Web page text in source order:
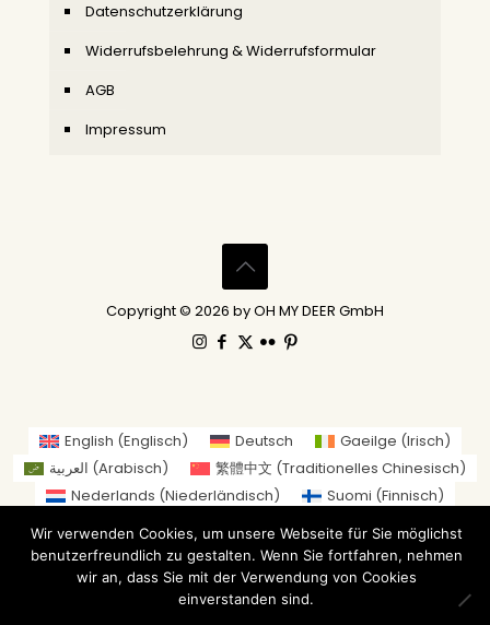
Datenschutzerklärung
Widerrufsbelehrung & Widerrufsformular
AGB
Impressum
Copyright © 2026 by OH MY DEER GmbH
English (Englisch) Deutsch Gaeilge (Irisch)
العربية (Arabisch) 繁體中文 (Traditionelles Chinesisch)
Nederlands (Niederländisch) Suomi (Finnisch)
Français( Französisch Italiano (Italienisch )
日本語(Japanisch)
Norsk bokmål( Norwegisch (Buchsprache))
Russisch) Español
Wir verwenden Cookies, um unsere Webseite für Sie möglichst
benutzerfreundlich zu gestalten. Wenn Sie fortfahren, nehmen
wir an, dass Sie mit der Verwendung von Cookies
einverstanden sind.